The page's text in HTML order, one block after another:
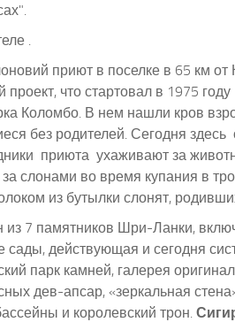
.
приют в поселке в 65 км от
что стартовал в 1975 году
Коломбо. В нем нашли кров
без родителей. Сегодня здесь
приюта ухаживают за
слонами во время купания в
из бутылки слонят,
из 7 памятников Шри-Ланки,
действующая и сегодня
парк камней, галерея
дев-апсар, «зеркальная
и королевский трон.